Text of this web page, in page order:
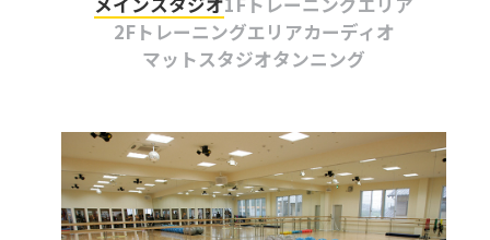
2Fトレーニングエリアカーディオ
マットスタジオタンニング